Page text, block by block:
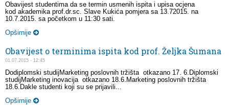
Obavijest studentima da se termin usmenih ispita i upisa ocjena
kod akademika prof.dr.sc. Slave Kukića pomjera sa 13.72015. na
10.7.2015. sa početkom u 11:30 sati.
Opširnije
Obavijest o terminima ispita kod prof. Željka Šumana
01.07.2015 - 12:45
Dodiplomski studijMarketing poslovnih tržišta otkazano 17. 6.Diplomski
studijMarketing inovacija otkazano 18.6.Marketing poslovnih tržišta
18.6.Dakle studenti koji su se prijavili...
Opširnije